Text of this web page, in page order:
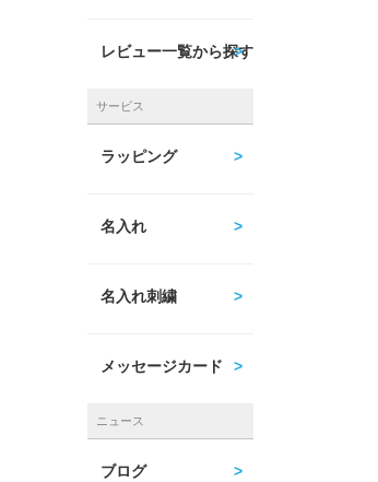
レビュー一覧から探す
サービス
ラッピング
名入れ
名入れ刺繍
メッセージカード
ニュース
ブログ